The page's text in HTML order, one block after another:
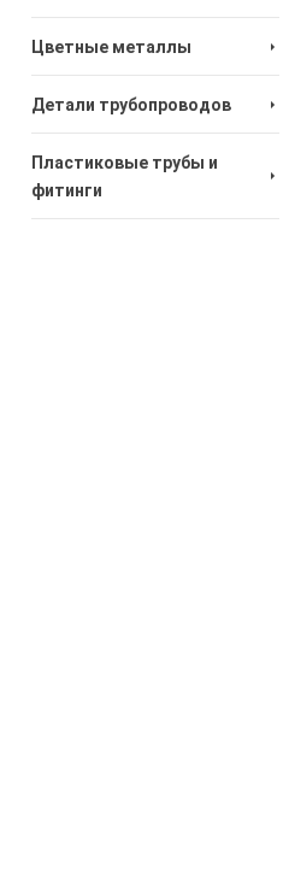
Цветные металлы
Детали трубопроводов
Пластиковые трубы и
фитинги